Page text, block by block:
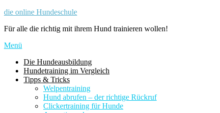
Zum
springen
die online Hundeschule
Für alle die richtig mit ihrem Hund trainieren wollen!
Menü
Die Hundeausbildung
Hundetraining im Vergleich
Tipps & Tricks
Welpentraining
Hund abrufen – der richtige Rückruf
Clickertraining für Hunde